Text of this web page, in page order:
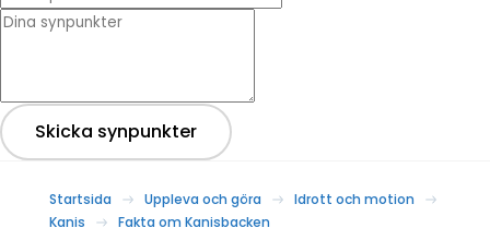
* Dina synpunkter
Skicka synpunkter
Startsida Uppleva och göra
Idrott och motion
Kanis
Fakta om Kanisbacken